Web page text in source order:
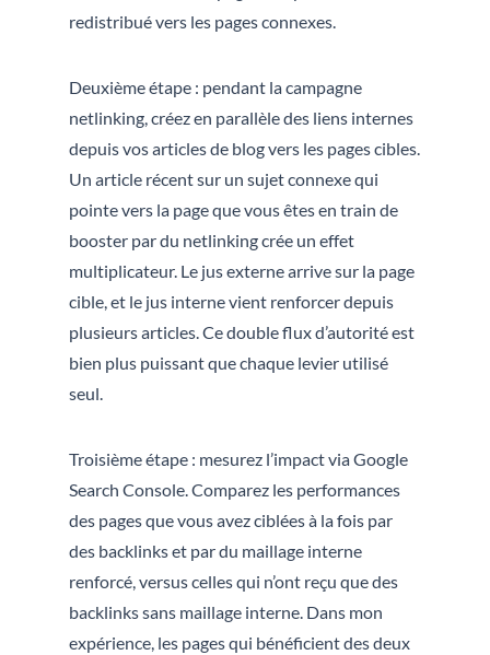
redistribué vers les pages connexes.
Deuxième étape : pendant la campagne
netlinking, créez en parallèle des liens internes
depuis vos articles de blog vers les pages cibles.
Un article récent sur un sujet connexe qui
pointe vers la page que vous êtes en train de
booster par du netlinking crée un effet
multiplicateur. Le jus externe arrive sur la page
cible, et le jus interne vient renforcer depuis
plusieurs articles. Ce double flux d’autorité est
bien plus puissant que chaque levier utilisé
seul.
Troisième étape : mesurez l’impact via Google
Search Console. Comparez les performances
des pages que vous avez ciblées à la fois par
des backlinks et par du maillage interne
renforcé, versus celles qui n’ont reçu que des
backlinks sans maillage interne. Dans mon
expérience, les pages qui bénéficient des deux